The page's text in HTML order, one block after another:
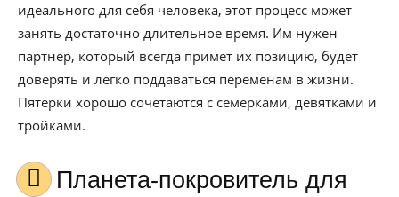
идеального для себя человека, этот процесс может
занять достаточно длительное время. Им нужен
партнер, который всегда примет их позицию, будет
доверять и легко поддаваться переменам в жизни.
Пятерки хорошо сочетаются с семерками, девятками и
тройками.
Планета-покровитель для